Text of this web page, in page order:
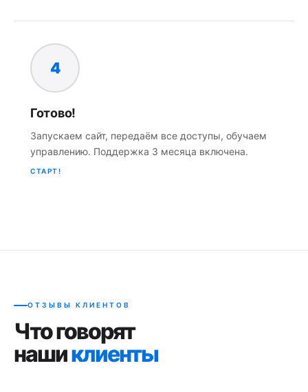
4
Готово!
Запускаем сайт, передаём все доступы, обучаем
управлению. Поддержка 3 месяца включена.
СТАРТ!
ОТЗЫВЫ КЛИЕНТОВ
Что говорят
нашиклиенты